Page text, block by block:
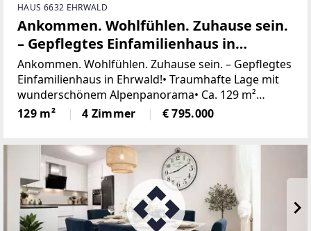
HAUS 6632 EHRWALD
Ankommen. Wohlfühlen. Zuhause sein.
– Gepflegtes Einfamilienhaus in
Ehrwald!
Ankommen. Wohlfühlen. Zuhause sein. – Gepflegtes
Einfamilienhaus in Ehrwald!• Traumhafte Lage mit
wunderschönem Alpenpanorama• Ca. 129 m²
Wohnfläche auf rund 650 m² Grundstück•
Hochwertige ELK-Holzbauweise• Baujahr: ca. 2003•
129 m² 4 Zimmer € 795.000